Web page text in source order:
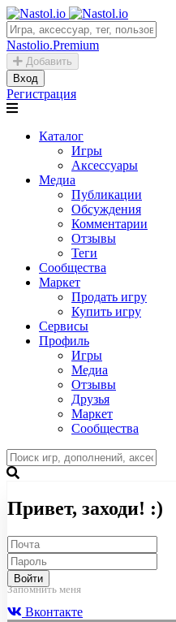
Nastolio.Premium
Добавить
Вход
Регистрация
Каталог
Игры
Аксессуары
Медиа
Публикации
Обсуждения
Комментарии
Отзывы
Теги
Сообщества
Маркет
Продать игру
Купить игру
Сервисы
Профиль
Игры
Медиа
Отзывы
Друзья
Маркет
Сообщества
Привет, заходи! :)
Войти
Запомнить меня
Вконтакте